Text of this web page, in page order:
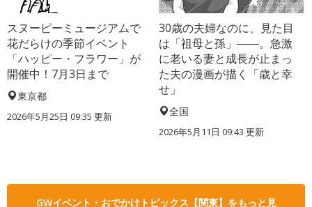
スヌーピーミュージアムで
花だらけの季節イベント
「ハッピー・フラワー」が
開催中！7月3日まで
東京都
2026年5月25日 09:35 更新
30歳の夫婦なのに、見た目
は「祖母と孫」――。急激
に老いる妻と成長が止まっ
た夫の漫画が描く「歳と幸
せ」
全国
2026年5月11日 09:43 更新
GWイベント・おでかけトピックス【関東】をもっと見